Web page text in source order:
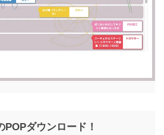
POPダウンロード！